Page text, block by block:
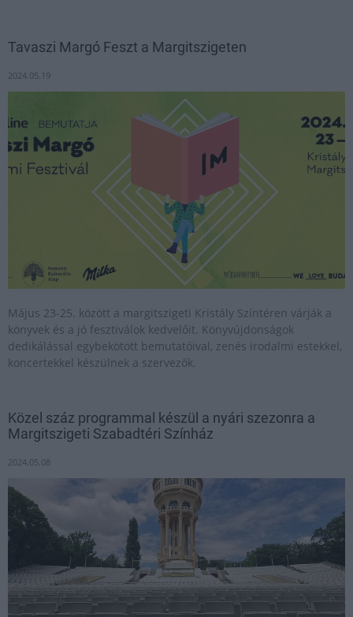
Tavaszi Margó Feszt a Margitszigeten
2024.05.19
Május 23-25. között a margitszigeti Kristály Színtéren várják a
könyvek és a jó fesztiválok kedvelőit. Könyvújdonságok
dedikálással egybekötött bemutatóival, zenés irodalmi estekkel,
koncertekkel készülnek a szervezők.
Közel száz programmal készül a nyári szezonra a
Margitszigeti Szabadtéri Színház
2024.05.08